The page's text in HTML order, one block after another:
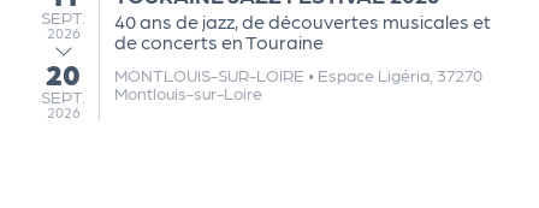
SEPTEMBRE
SEPT.
2026
au
20
SEPTEMBRE
SEPT.
2026
40 ans de jazz, de découvertes musicales et
de concerts en Touraine
MONTLOUIS-SUR-LOIRE • Espace Ligéria, 37270
Montlouis-sur-Loire
n
is
a